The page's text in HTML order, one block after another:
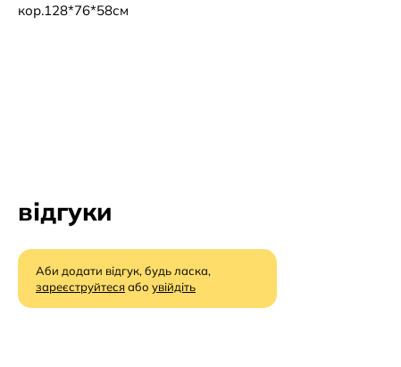
кор.128*76*58см
відгуки
Аби додати відгук, будь ласка,
зареєструйтесяабо увійдіть